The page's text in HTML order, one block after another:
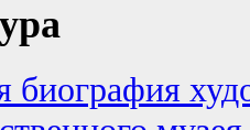
биография